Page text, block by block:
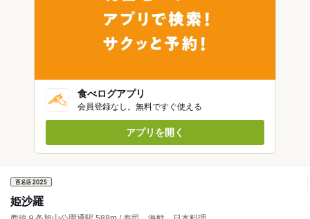
食べログアプリ
会員登録なし。無料ですぐ使える
アプリを開く
姫沙羅